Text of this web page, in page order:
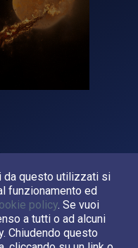
da questo utilizzati si
funzionamento ed
policy. Se vuoi
a tutti o ad alcuni
Chiudendo questo
03638121008